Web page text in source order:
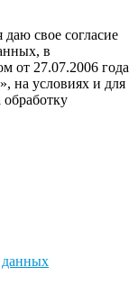
свое согласие
в
от 27.07.2006 года
на условиях и для
данных